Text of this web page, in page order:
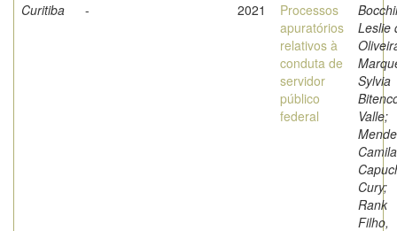
Curitiba - 2021
Processos
apuratórios
relativos à
conduta de
servidor
público
federal
Leslie
Sylvia
Valle;
Camila
Cury;
Rank
Filho,